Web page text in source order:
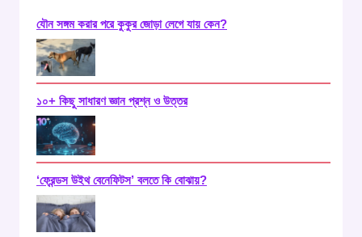
যৌন সঙ্গম করার পরে কুকুর জোড়া লেগে যায় কেন?
১০+ কিছু সাধারণ জ্ঞান প্রশ্ন ও উত্তর
‘ফ্রেন্ডস উইথ বেনেফিটস’ বলতে কি বোঝায়?